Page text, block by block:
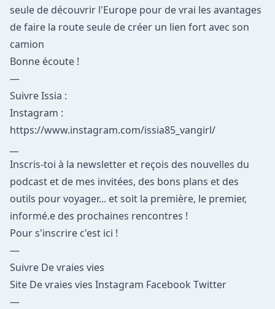
seule de découvrir l'Europe pour de vrai les avantages
de faire la route seule de créer un lien fort avec son
camion
Bonne écoute !
—
Suivre Issia :
Instagram :
https://www.instagram.com/issia85_vangirl/
Inscris-toi à la newsletter et reçois des nouvelles du
podcast et de mes invitées, des bons plans et des
outils pour voyager... et soit la première, le premier,
informé.e des prochaines rencontres !
Pour s'inscrire c'est ici !
—
Suivre De vraies vies
Site De vraies vies Instagram Facebook Twitter
—